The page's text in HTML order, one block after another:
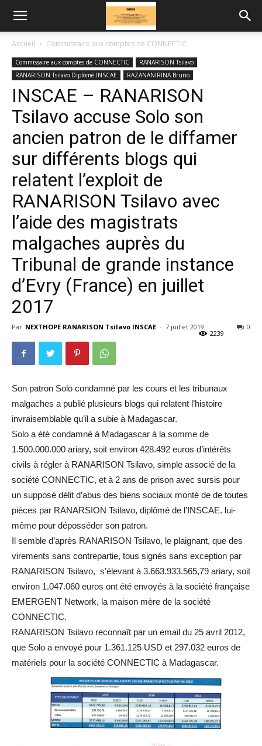
Accueil Commissaire aux comptes de CONNECTIC
Commissaire aux comptes de CONNECTIC
RANARISON Tsilavo
RANARISON Tsilavo Diplômé INSCAE
RAZANANIRINA Bruno
INSCAE – RANARISON
Tsilavo accuse Solo son
ancien patron de le diffamer
sur différents blogs qui
relatent l’exploit de
RANARISON Tsilavo avec
l’aide des magistrats
malgaches auprès du
Tribunal de grande instance
d’Evry (France) en juillet
2017
Par NEXTHOPE RANARISON Tsilavo INSCAE - 7 juillet 2019 0
2239
Son patron Solo condamné par les cours et les tribunaux
malgaches a publié plusieurs blogs qui relatent l’histoire
invraisemblable qu’il a subie à Madagascar.
Solo a été condamné à Madagascar à la somme de
1.500.000.000 ariary, soit environ 428.492 euros d’intérêts
civils à régler à RANARISON Tsilavo, simple associé de la
société CONNECTIC, et à 2 ans de prison avec sursis pour
un supposé délit d’abus des biens sociaux monté de de toutes
pièces par RANARSION Tsilavo, diplômé de l’INSCAE. lui-
même pour déposséder son patron.
Il semble d’après RANARISON Tsilavo, le plaignant, que des
virements sans contrepartie, tous signés sans exception par
RANARISON Tsilavo, s’élevant à 3.663.933.565,79 ariary, soit
environ 1.047.060 euros ont été envoyés à la société française
EMERGENT Network, la maison mère de la société
CONNECTIC.
RANARISON Tsilavo reconnaît par un email du 25 avril 2012,
que Solo a envoyé pour 1.361.125 USD et 297.032 euros de
matériels pour la société CONNECTIC à Madagascar.